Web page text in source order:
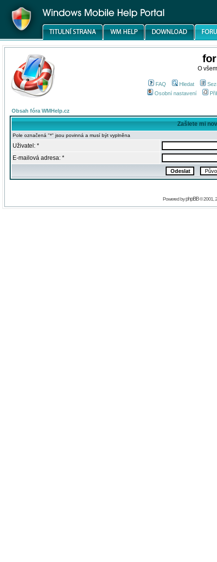
O
FAQ Hledat
Osobní nastavení
Obsah fóra WMHelp.cz
Zašlete mi
Pole označená "*" jsou povinná a musí být vyplněna
Uživatel: *
E-mailová adresa: *
Powered byphpBB© 2001,